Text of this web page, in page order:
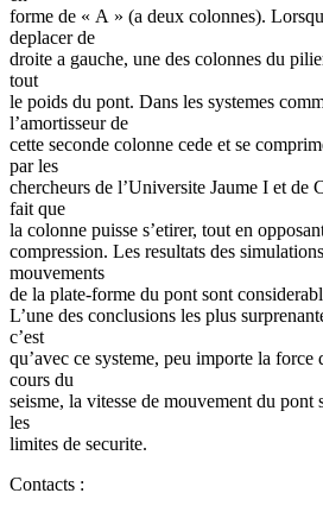
forme de « A » (a deux colonnes).
deplacer de
droite a gauche, une des colonnes du
tout
le poids du pont. Dans les systemes
l’amortisseur de
cette seconde colonne cede et se
par les
chercheurs de l’Universite Jaume I et de
fait que
la colonne puisse s’etirer, tout en
compression. Les resultats des
mouvements
de la plate-forme du pont sont
L’une des conclusions les plus
c’est
qu’avec ce systeme, peu importe la force
cours du
seisme, la vitesse de mouvement du pont
les
limites de securite.
Contacts :